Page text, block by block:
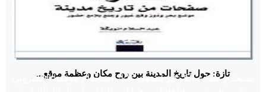
تازة: حول تاريخ المدينة بين روح مكان وعظمة موقع...
نستخدم ملفات الكوكيز لنسهل عليك استخدام موقعنا الإلكتروني